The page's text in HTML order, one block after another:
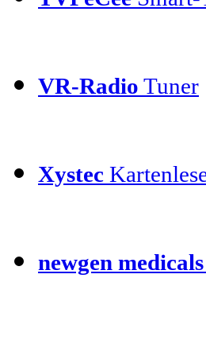
VR-Radio Tuner
Xystec
newgen medicals